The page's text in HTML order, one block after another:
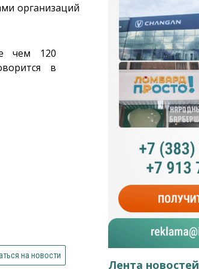
организаций
чем 120
в
на новости
Лента новостей